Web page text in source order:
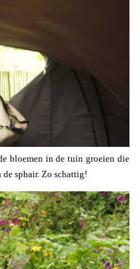
bloemen in de tuin groeien die
sphair. Zo schattig!